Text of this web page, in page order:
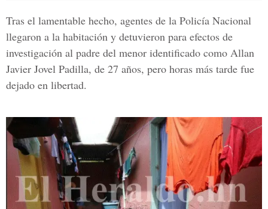
Tras el lamentable hecho, agentes de la Policía Nacional
llegaron a la habitación y detuvieron para efectos de
investigación al padre del menor identificado como Allan
Javier Jovel Padilla, de 27 años, pero horas más tarde fue
dejado en libertad.